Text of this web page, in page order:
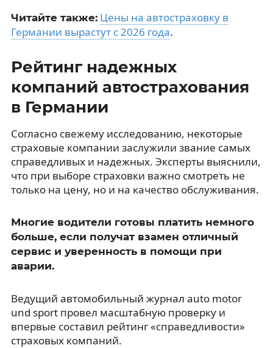
Читайте также: Цены на автостраховку в
Германии вырастут с 2026 года.
Рейтинг надежных
компаний автострахования
в Германии
Согласно свежему исследованию, некоторые
страховые компании заслужили звание самых
справедливых и надежных. Эксперты выяснили,
что при выборе страховки важно смотреть не
только на цену, но и на качество обслуживания.
Многие водители готовы платить немного
больше, если получат взамен отличный
сервис и уверенность в помощи при
аварии.
Ведущий автомобильный журнал auto motor
und sport провел масштабную проверку и
впервые составил рейтинг «справедливости»
страховых компаний.